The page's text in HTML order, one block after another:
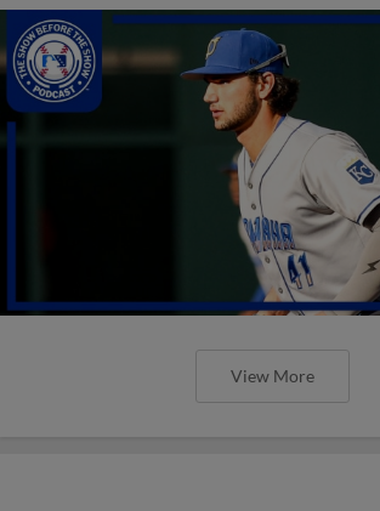
View More